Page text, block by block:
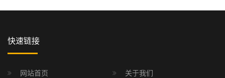
快速链接
网站首页 关于我们